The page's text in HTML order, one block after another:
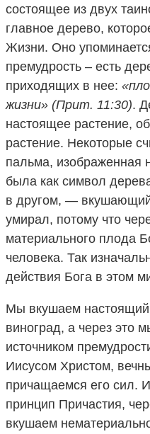
состоящее из двух
главное дерево,
Жизни. Оно
премудрость – есть
приходящих в нее:
жизни» (Прит. 11:30).
настоящее растение,
растение. Некоторые
пальма, изображенная
была как символ
в другом, — вкушающий
умирал, потому что
материального плода
человека. Так
действия Бога в этом
Мы вкушаем
виноград, а через это
источником
Иисусом Христом,
причащаемся его сил.
принцип Причастия,
вкушаем